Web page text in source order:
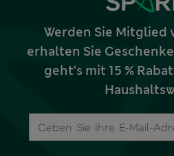
Werden Sie Mitglied
erhalten Sie
geht‘s mit 15 %